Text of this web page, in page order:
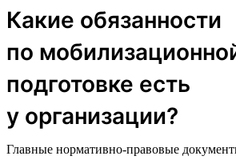
Какие обязанности
по
подготовке есть
у организации?
Главные нормативно-правовые